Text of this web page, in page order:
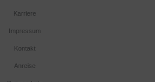
Karriere
Impressum
Kontakt
Anreise